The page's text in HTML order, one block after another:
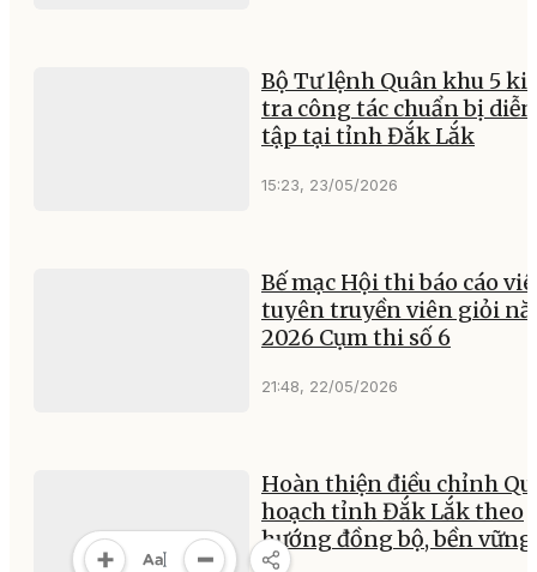
Bộ Tư lệnh Quân khu 5
tra công tác chuẩn bị diễn
tập tại tỉnh Đắk Lắk
15:23, 23/05/2026
Bế mạc Hội thi báo cáo
tuyên truyền viên giỏi
2026 Cụm thi số 6
21:48, 22/05/2026
Hoàn thiện điều chỉnh
hoạch tỉnh Đắk Lắk theo
hướng đồng bộ, bền vững